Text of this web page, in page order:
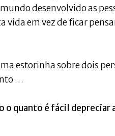
desenvolvido as
vida em vez de ficar
estorinha sobre dois
…
o quanto é fácil depreciar